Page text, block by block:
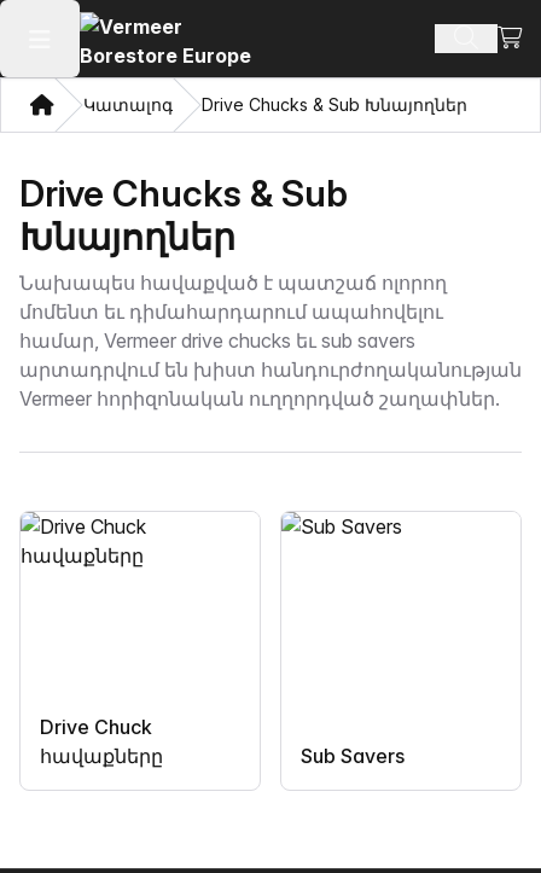
Բաց հիմնական մենյու
ՏունԿատալոգ Drive Chucks & Sub Խնայողներ
Drive Chucks & Sub
Խնայողներ
Նախապես հավաքված է պատշաճ ոլորող
մոմենտ եւ դիմահարդարում ապահովելու
համար, Vermeer drive chucks եւ sub savers
արտադրվում են խիստ հանդուրժողականության
Vermeer հորիզոնական ուղղորդված շաղափներ.
Drive Chuck
հավաքները
Sub Savers